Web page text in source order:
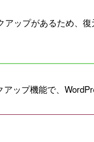
ップがあるため、
ップ機能で、